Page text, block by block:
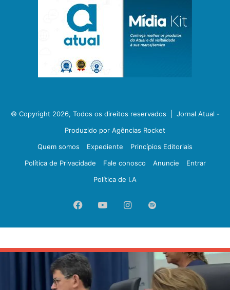
© Copyright 2026, Todos os direitos reservados | Jornal Atual -
Produzido por Agências Rocket
Quem somos
Expediente
Princípios Editoriais
Política de Privacidade
Fale conosco Anuncie
Entrar
Política de I.A
FacebookYouTubeInstagram
Spotify